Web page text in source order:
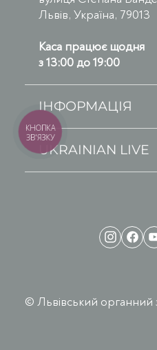
© Львівський органний
Львів, Україна, 79013
Каса працює щодня
з 13:00 до 19:00
ІНФОРМАЦІЯ
UKRAINIAN LIVE
КНОПКА
ЗВ'ЯЗКУ